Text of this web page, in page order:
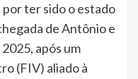
ter sido o estado
de Antônio e
após um
(FIV) aliado à